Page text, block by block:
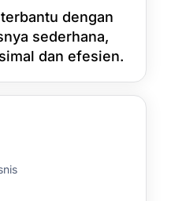
dengan
sederhana,
dan efesien.